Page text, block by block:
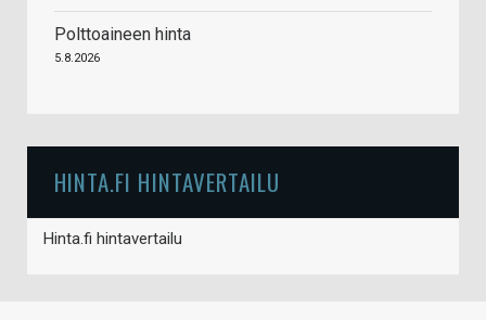
Polttoaineen hinta
5.8.2026
HINTA.FI HINTAVERTAILU
Hinta.fi hintavertailu